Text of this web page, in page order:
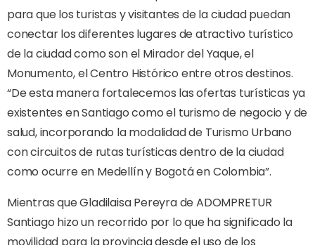
para que los turistas y visitantes de la ciudad puedan
conectar los diferentes lugares de atractivo turístico
de la ciudad como son el Mirador del Yaque, el
Monumento, el Centro Histórico entre otros destinos.
“De esta manera fortalecemos las ofertas turísticas ya
existentes en Santiago como el turismo de negocio y de
salud, incorporando la modalidad de Turismo Urbano
con circuitos de rutas turísticas dentro de la ciudad
como ocurre en Medellín y Bogotá en Colombia”.
Mientras que Gladilaisa Pereyra de ADOMPRETUR
Santiago hizo un recorrido por lo que ha significado la
movilidad para la provincia desde el uso de los